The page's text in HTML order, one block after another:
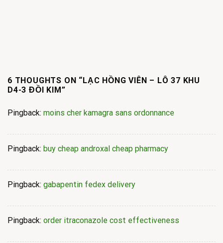
6 THOUGHTS ON “LẠC HỒNG VIÊN – LÔ 37 KHU
D4-3 ĐỒI KIM”
Pingback: moins cher kamagra sans ordonnance
Pingback: buy cheap androxal cheap pharmacy
Pingback: gabapentin fedex delivery
Pingback: order itraconazole cost effectiveness